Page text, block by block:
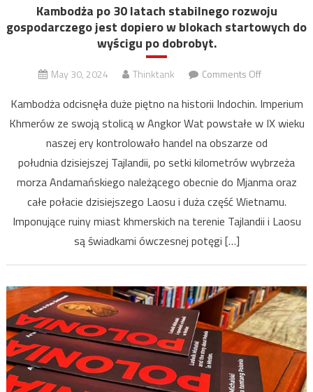
Kambodża po 30 latach stabilnego rozwoju
gospodarczego jest dopiero w blokach startowych do
wyścigu po dobrobyt.
May 30, 2024 Thinktank Comments Offon
po
30
latach
stabilnego
rozwoju
dopiero
blokach
startowych
do
wyścigu
po
dobrobyt.
Kambodża odcisnęła duże piętno na historii Indochin. Imperium
Khmerów ze swoją stolicą w Angkor Wat powstałe w IX wieku
naszej ery kontrolowało handel na obszarze od
południa dzisiejszej Tajlandii, po setki kilometrów wybrzeża
morza Andamańskiego należącego obecnie do Mjanma oraz
całe połacie dzisiejszego Laosu i duża część Wietnamu.
Imponujące ruiny miast khmerskich na terenie Tajlandii i Laosu
są świadkami ówczesnej potęgi […]